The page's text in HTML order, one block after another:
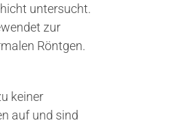
untersucht.
zur
Röntgen.
keiner
auf und sind